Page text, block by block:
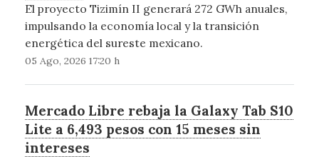
El proyecto Tizimín II generará 272 GWh anuales,
impulsando la economía local y la transición
energética del sureste mexicano.
05 Ago, 2026 17:20 h
Mercado Libre rebaja la Galaxy Tab S10
Lite a 6,493 pesos con 15 meses sin
intereses